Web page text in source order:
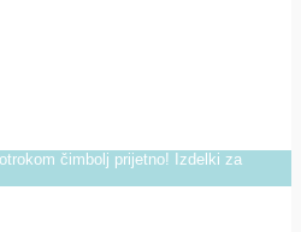
čimbolj prijetno! Izdelki za